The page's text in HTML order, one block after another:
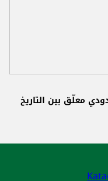
معلّق بين التاريخ